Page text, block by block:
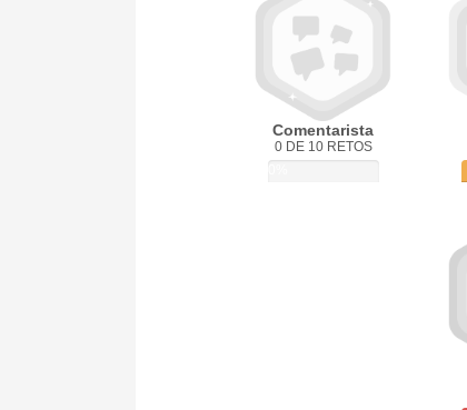
Comentarista
0 DE 10 RETOS